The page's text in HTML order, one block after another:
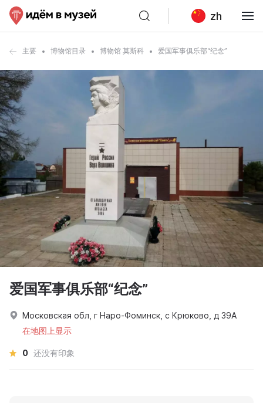
zh
主要 博物馆目录 博物馆 莫斯科 爱国军事俱乐部“纪念”
爱国军事俱乐部“纪念”
Московская обл, г Наро-Фоминск, с Крюково, д 39А
在地图上显示
0 还没有印象